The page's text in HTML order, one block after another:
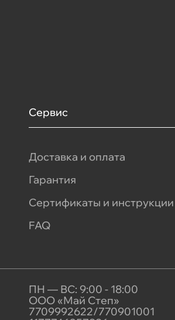
Сервис
Доставка и оплата
Гарантия
Сертификаты и инструкции
FAQ
ПН — ВС: 9:00 - 18:00
ООО «Май Степ»
7709992622/770901001